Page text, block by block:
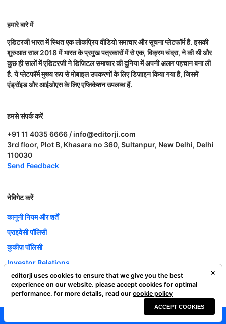
हमारे बारे में
एडिटरजी भारत में स्थित एक लोकप्रिय वीडियो समाचार और सूचना प्लेटफॉर्म है. इसकी
शुरुआत साल 2018 में भारत के प्रमुख पत्रकारों में से एक, विक्रम चंद्रा, ने की थी और
कुछ ही सालों में एडिटरजी ने डिजिटल समाचार की दुनिया में अपनी अलग पहचान बना ली
है. ये प्लेटफॉर्म मुख्य रूप से मोबाइल उपकरणों के लिए डिज़ाइन किया गया है, जिसमें
एंड्रॉइड और आईओएस के लिए एप्लिकेशन उपलब्ध हैं.
हमसे संपर्क करें
+91 11 4035 6666 / info@editorji.com
3rd floor, Plot B, Khasara no 360, Sultanpur, New Delhi, Delhi
110030
Send Feedback
नेविगेट करें
कानूनी नियम और शर्तें
प्राइवेसी पॉलिसी
कुकीज़ पॉलिसी
Investor Relations
करियर
Complaint Redressal
Editorji Technologies Pvt. Ltd. © 2022 All Rights Reserved.
editorji uses cookies to ensure that we give you the best
experience on our website. please accept cookies for optimal
performance. for more details, read our cookie policy
ACCEPT COOKIES